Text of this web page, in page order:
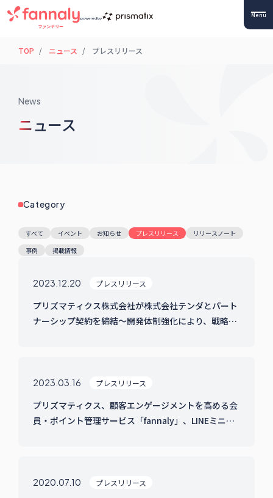
powered by Menu
TOP ニュース プレスリリース
News
ニュース
2023.12.20 プレスリリース
プリズマティクス株式会社が株式会社テンダとパート
ナーシップ契約を締結〜開発体制強化により、戦略的
2023.03.16 プレスリリース
プリズマティクス、顧客エンゲージメントを高める会
員・ポイント管理サービス「fannaly」、LINEミニア
2020.07.10 プレスリリース
Category
すべて イベント お知らせ プレスリリース
リリースノート
事例
掲載情報